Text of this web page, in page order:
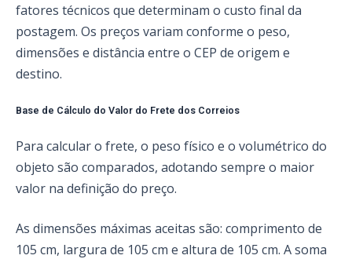
fatores técnicos que determinam o custo final da
postagem. Os preços variam conforme o peso,
dimensões e distância entre o CEP de origem e
destino.
Base de Cálculo do Valor do Frete dos Correios
Para calcular o frete, o peso físico e o volumétrico do
objeto são comparados, adotando sempre o maior
valor na definição do preço.
As dimensões máximas aceitas são: comprimento de
105 cm, largura de 105 cm e altura de 105 cm. A soma